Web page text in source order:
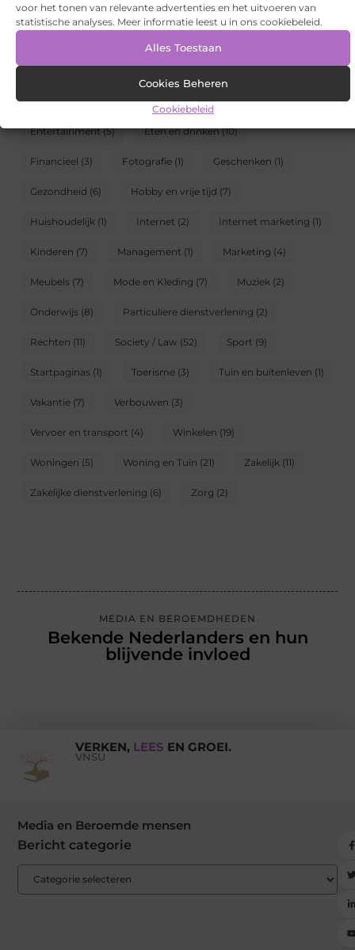
voor het tonen van relevante advertenties en het uitvoeren van
statistische analyses. Meer informatie leest u in ons cookiebeleid.
Alles Toestaan
Cookies Beheren
Cookiebeleid
Auto's en Motoren(4) Banen en opleidingen(7)
Electronica en Computers(7) Energie(6)
Entertainment(5) Eten en drinken(10)
Financieel (3) Fotografie (1) Geschenken (1)
Gezondheid (6) Hobby en vrije tijd (7)
Huishoudelijk (1) Internet (2) Internet marketing (1)
Kinderen (7) Management (1) Marketing (4)
Meubels (7) Mode en Kleding (7) Muziek (2)
Onderwijs (8) Particuliere dienstverlening (2)
Rechten (11) Society / Law (52) Sport (9)
Startpaginas (1) Toerisme (3) Tuin en buitenleven (1)
Vakantie (7) Verbouwen (3)
Vervoer en transport (4) Winkelen (19)
Woningen (5) Woning en Tuin (21) Zakelijk (11)
Zakelijke dienstverlening (6) Zorg (2)
MEDIA EN BEROEMDHEDEN
Bekende Nederlanders en hun
blijvende invloed
VERKEN, LEES EN GROEI.
VNSU
Media en Beroemde mensen
Bericht categorie